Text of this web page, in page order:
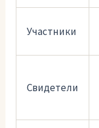
Участники
Свидетели